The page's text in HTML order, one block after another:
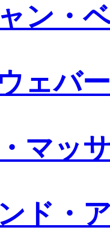
ン・
ェバー
マッ
ド・